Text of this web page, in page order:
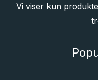
Vi viser kun